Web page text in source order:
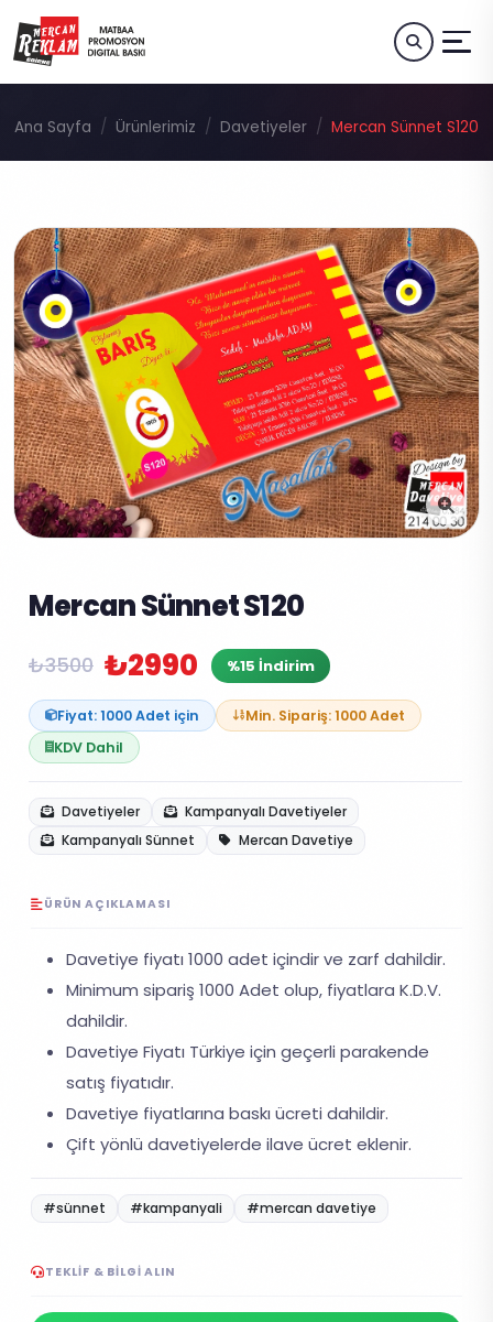
Ana Sayfa Ürünlerimiz Davetiyeler Mercan Sünnet S120
Mercan Sünnet S120
₺3500 ₺2990 %15 İndirim
Fiyat: 1000 Adet için
Min. Sipariş: 1000 Adet
KDV Dahil
Davetiyeler
Kampanyalı Davetiyeler
Kampanyalı Sünnet
Mercan Davetiye
ÜRÜN AÇIKLAMASI
Davetiye fiyatı 1000 adet içindir ve zarf dahildir.
Minimum sipariş 1000 Adet olup, fiyatlara K.D.V.
dahildir.
Davetiye Fiyatı Türkiye için geçerli parakende
satış fiyatıdır.
Davetiye fiyatlarına baskı ücreti dahildir.
Çift yönlü davetiyelerde ilave ücret eklenir.
#sünnet #kampanyali #mercan davetiye
TEKLIF & BILGI ALIN